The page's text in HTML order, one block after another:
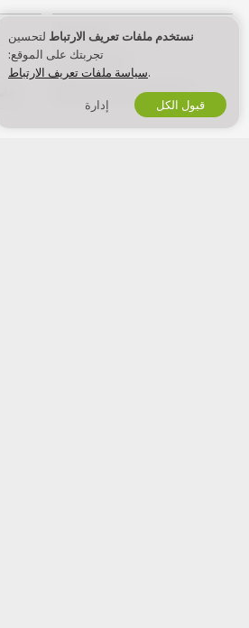
صيري موديل
اشتراك الاستوديو
برنامج التسويق بالعمولة للويبكام
نستخدم ملفات تعريف الارتباط لتحسين
تجربتك على الموقع:
سياسة ملفات تعريف الارتباط.
إدارة قبول الكل